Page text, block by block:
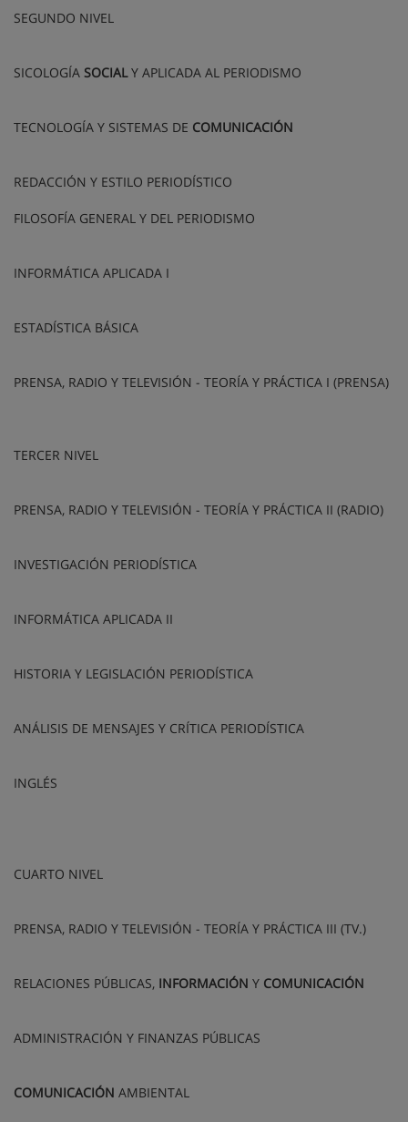
SEGUNDO NIVEL
SICOLOGÍA SOCIALY APLICADA AL PERIODISMO
TECNOLOGÍA Y SISTEMAS DE COMUNICACIÓN
REDACCIÓN Y ESTILO PERIODÍSTICO
FILOSOFÍA GENERAL Y DEL PERIODISMO
INFORMÁTICA APLICADA I
ESTADÍSTICA BÁSICA
PRENSA, RADIO Y TELEVISIÓN - TEORÍA Y PRÁCTICA I (PRENSA)
TERCER NIVEL
PRENSA, RADIO Y TELEVISIÓN - TEORÍA Y PRÁCTICA II (RADIO)
INVESTIGACIÓN PERIODÍSTICA
INFORMÁTICA APLICADA II
HISTORIA Y LEGISLACIÓN PERIODÍSTICA
ANÁLISIS DE MENSAJES Y CRÍTICA PERIODÍSTICA
INGLÉS
CUARTO NIVEL
PRENSA, RADIO Y TELEVISIÓN - TEORÍA Y PRÁCTICA III (TV.)
RELACIONES PÚBLICAS, INFORMACIÓN Y COMUNICACIÓN
ADMINISTRACIÓN Y FINANZAS PÚBLICAS
COMUNICACIÓN AMBIENTAL